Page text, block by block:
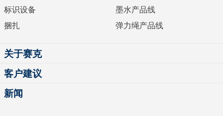
标识设备
捆扎
墨水产品线
弹力绳产品线
关于赛克
客户建议
新闻